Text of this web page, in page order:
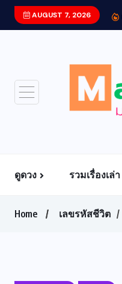
AUGUST 7, 2026
ดูดวง รวมเรื่องเล่า
Home เลขรหัสชีวิต